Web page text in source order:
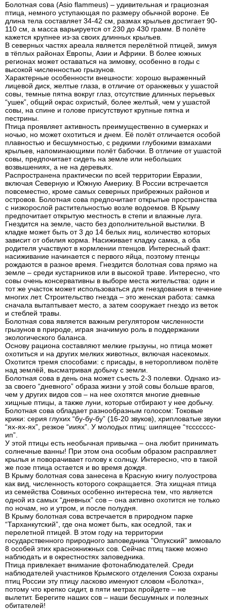
Болотная сова (Asio flammeus) – удивительная и грациозная
птица, немного уступающая по размеру обычной вороне. Ее
длина тела составляет 34-42 см, размах крыльев достигает 90-
110 см, а масса варьируется от 230 до 430 грамм. В полёте
кажется крупнее из-за своих длинных крыльев.
В северных частях ареала является перелётной птицей, зимуя
в тёплых районах Европы, Азии и Африки. В более южных
регионах может оставаться на зимовку, особенно в годы с
высокой численностью грызунов.
Характерные особенности внешности: хорошо выраженный
лицевой диск, желтые глаза, в отличие от оранжевых у ушастой
совы, темные пятна вокруг глаз, отсутствие длинных перьевых
“ушек”, общий окрас охристый, более желтый, чем у ушастой
совы, на спине и голове присутствуют крупные пятна и
пестрины.
Птица проявляет активность преимущественно в сумерках и
ночью, но может охотиться и днем. Её полёт отличается особой
плавностью и бесшумностью, с редкими глубокими взмахами
крыльев, напоминающими полёт бабочки. В отличие от ушастой
совы, предпочитает сидеть на земле или небольших
возвышениях, а не на деревьях.
Распространена практически по всей территории Евразии,
включая Северную и Южную Америку. В России встречается
повсеместно, кроме самых северных прибрежных районов и
островов. Болотная сова предпочитает открытые пространства
с низкорослой растительностью возле водоемов. В Крыму
предпочитает открытую местность в степи и влажные луга.
Гнездится на земле, часто без дополнительной выстилки. В
кладке может быть от 3 до 14 белых яиц, количество которых
зависит от обилия корма. Насиживает кладку самка, а оба
родителя участвуют в кормлении птенцов. Интересный факт:
насиживание начинается с первого яйца, поэтому птенцы
рождаются в разное время. Гнездится болотная сова прямо на
земле – среди кустарников или в высокой траве. Интересно, что
совы очень консервативны в выборе места жительства: один и
тот же участок может использоваться для гнездования в течение
многих лет. Строительство гнезда – это женская работа: самка
сначала вытаптывает место, а затем сооружает гнездо из веток
и стеблей травы.
Болотная сова является важным регулятором численности
грызунов в природе, играя значимую роль в поддержании
экологического баланса.
Основу рациона составляют мелкие грызуны, но птица может
охотиться и на других мелких животных, включая насекомых.
Охотится тремя способами: с присады, в неторопливом полёте
над землёй, высматривая добычу с земли.
Болотная сова в день она может съесть 2-3 полевки. Однако из-
за своего “дневного” образа жизни у этой совы больше врагов,
чем у других видов сов – на нее охотятся многие дневные
хищные птицы, а также луни, которые отбирают у нее добычу.
Болотная сова обладает разнообразным голосом: Токовые
крики: серия глухих “бу-бу-бу” (16-20 звуков), хрипловатые звуки
“ях-ях-ях”, резкое “ииях”. У молодых птиц: шипящее “тссссссс-
ип”.
У этой птицы есть необычная привычка – она любит принимать
солнечные ванны! При этом она особым образом расправляет
крылья и поворачивает голову к солнцу. Интересно, что в такой
же позе птица остается и во время дождя.
В Крыму болотная сова занесена в Красную книгу полуострова
как вид, численность которого сокращается. Эта хищная птица
из семейства Совиных особенно интересна тем, что является
одной из самых “дневных” сов – она активно охотится не только
по ночам, но и утром, и после полудня.
В Крыму болотная сова встречается в природном парке
“Тарханкутский”, где она может быть, как оседлой, так и
перелетной птицей. В этом году на территории
государственного природного заповедника "Опукский" зимовало
8 особей этих краснокнижных сов. Сейчас птиц также можно
наблюдать и в окрестностях заповедника.
Птица привлекает внимание фотонаблюдателей. Среди
наблюдателей участников Крымского отделения Союза охраны
птиц России эту птицу ласково именуют словом «Болотка»,
потому что крепко сидит, в пяти метрах пройдете – не
вылетит. Берегите наших сов – наши бесшумных и полезных
обитателей!